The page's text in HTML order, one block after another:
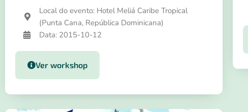
Local do evento: Hotel Meliá Caribe Tropical
(Punta Cana, República Dominicana)
Data: 2015-10-12
Ver workshop